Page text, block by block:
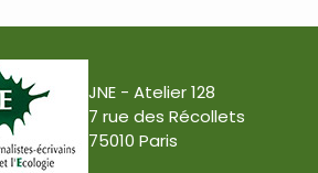
JNE - Atelier 128
7 rue des Récollets
75010 Paris